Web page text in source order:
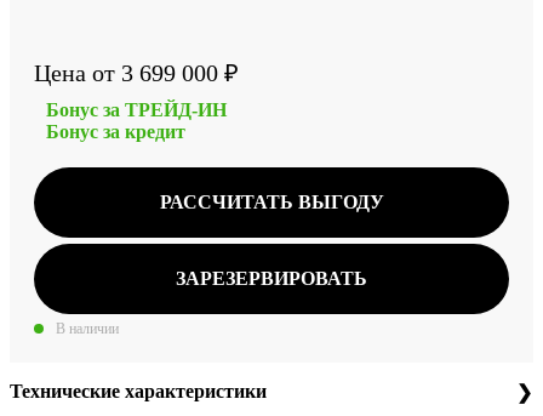
Цена от 3 699 000 ₽
Бонус за ТРЕЙД-ИН
Бонус за кредит
РАССЧИТАТЬ ВЫГОДУ
ЗАРЕЗЕРВИРОВАТЬ
В наличии
Технические характеристики